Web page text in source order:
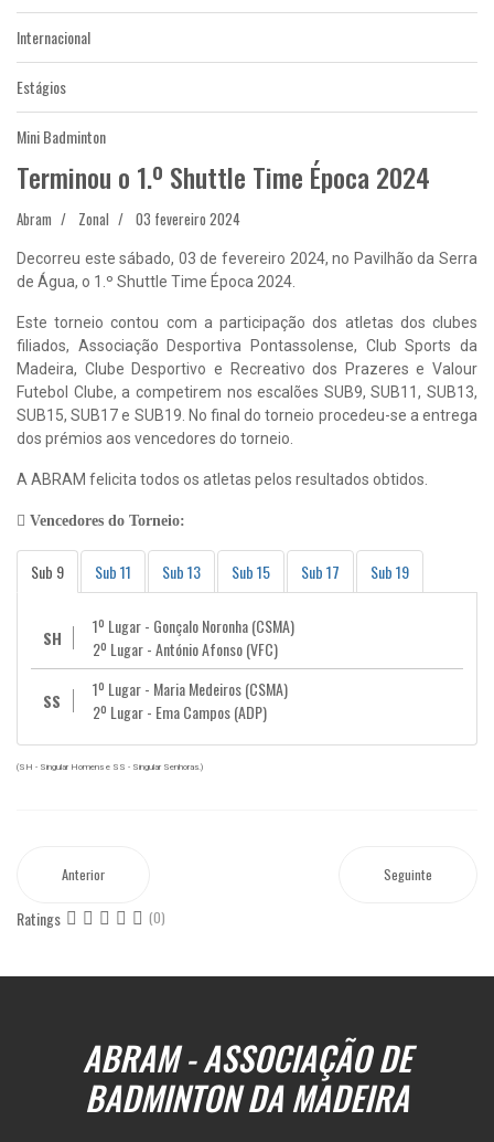
Internacional
Estágios
Mini Badminton
Terminou o 1.º Shuttle Time Época 2024
Abram Zonal 03 fevereiro 2024
Decorreu este sábado, 03 de fevereiro 2024, no Pavilhão da Serra
de Água, o 1.º Shuttle Time Época 2024.
Este torneio contou com a participação dos atletas dos clubes
filiados, Associação Desportiva Pontassolense, Club Sports da
Madeira, Clube Desportivo e Recreativo dos Prazeres e Valour
Futebol Clube, a competirem nos escalões SUB9, SUB11, SUB13,
SUB15, SUB17 e SUB19. No final do torneio procedeu-se a entrega
dos prémios aos vencedores do torneio.
A ABRAM felicita todos os atletas pelos resultados obtidos.
Vencedores do Torneio:
Sub 9 Sub 11 Sub 13 Sub 15 Sub 17 Sub 19
SH
1º Lugar - Gonçalo Noronha (CSMA)
2º Lugar - António Afonso (VFC)
SS
1º Lugar - Maria Medeiros (CSMA)
2º Lugar - Ema Campos (ADP)
(SH - Singular Homens e SS - Singular Senhoras.)
Anterior Seguinte
Ratings (0)
ABRAM - ASSOCIAÇÃO DE
BADMINTON DA MADEIRA